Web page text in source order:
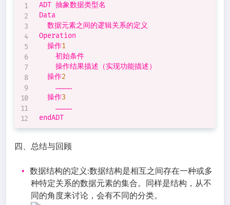
ADT 抽象数据类型名
Data
Operation
	操作
1
	操作
2
	操作
3
四、总结与回顾
数据结构的定义:数据结构是相互之间存在一种或多
种特定关系的数据元素的集合。同样是结构，从不
同的角度来讨论，会有不同的分类。